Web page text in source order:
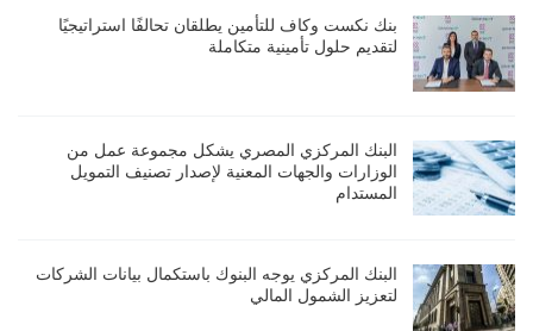
بنك نكست وكاف للتأمين يطلقان تحالفًا استراتيجيًا
لتقديم حلول تأمينية متكاملة
البنك المركزي المصري يشكل مجموعة عمل من
الوزارات والجهات المعنية لإصدار تصنيف التمويل
المستدام
البنك المركزي يوجه البنوك باستكمال بيانات الشركات
لتعزيز الشمول المالي